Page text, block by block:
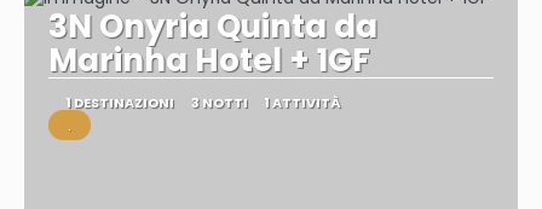
3N Onyria Quinta da
Marinha Hotel + 1GF
1 DESTINAZIONI 3 NOTTI 1 ATTIVITÀ
.